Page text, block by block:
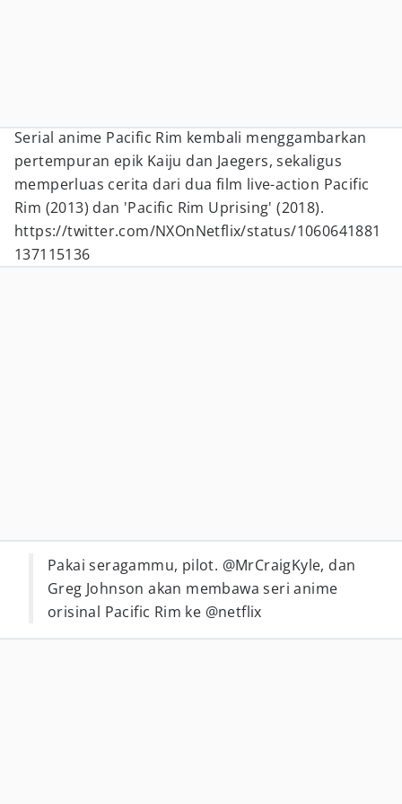
Serial anime Pacific Rim kembali menggambarkan
pertempuran epik Kaiju dan Jaegers, sekaligus
memperluas cerita dari dua film live-action Pacific
Rim (2013) dan 'Pacific Rim Uprising' (2018).
https://twitter.com/NXOnNetflix/status/1060641881
137115136
Pakai seragammu, pilot. @MrCraigKyle, dan
Greg Johnson akan membawa seri anime
orisinal Pacific Rim ke @netflix